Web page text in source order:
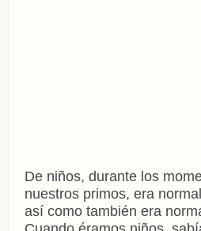
De niños, durante los
nuestros primos, era
así como también era